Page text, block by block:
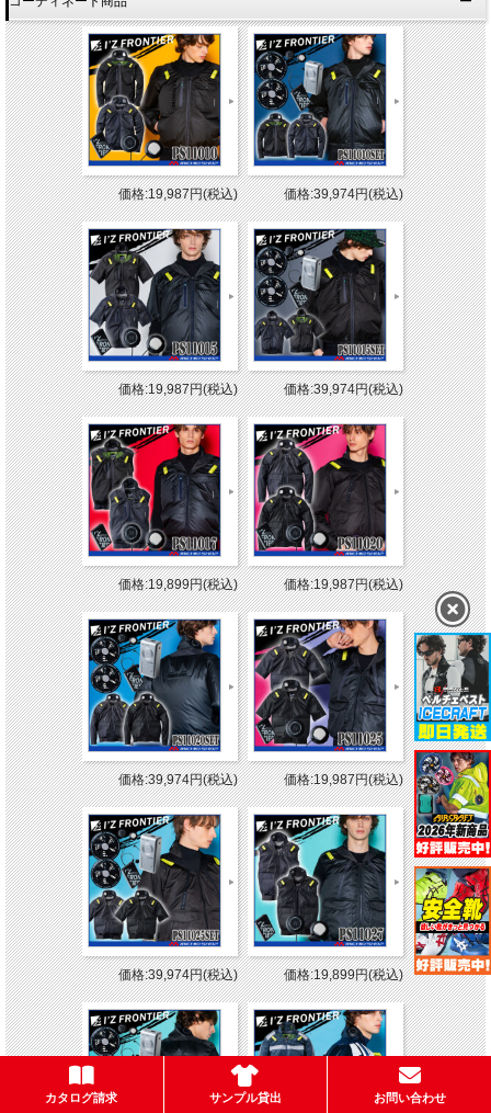
価格:19,987円(税込) 価格:39,974円(税込)
価格:19,987円(税込) 価格:39,974円(税込)
価格:19,899円(税込) 価格:19,987円(税込)
価格:39,974円(税込) 価格:19,987円(税込)
価格:39,974円(税込) 価格:19,899円(税込)
カタログ請求 サンプル貸出 お問い合わせ